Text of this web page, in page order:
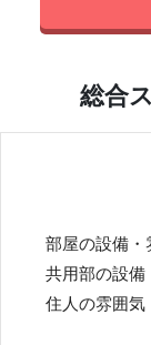
総合
部屋の設備・
共用部の設備
住人の雰囲気